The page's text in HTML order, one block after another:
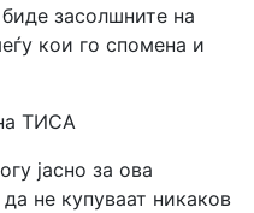
засолшните на
кои го спомена и
ТИСА
јасно за ова
не купуваат никаков